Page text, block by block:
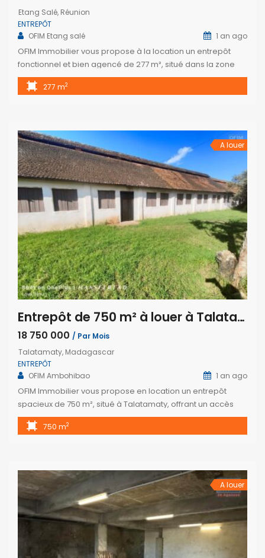
Etang Salé, Réunion
ENTREPÔT
OFIM Etang salé
1 an ago
OFIM Immobilier vous propose à la location un entrepôt
fonctionnel et bien agencé de 277 m², situé dans la zone
artisanale “Les Sables d’Or”, Etang Salé. Ce bien comprend
un vaste atelier de plus de 130 m², équipé de trois rideaux
277 m2
A louer
Entrepôt de 750 m² à louer à Talatamaty, à proximité des zones d’activité et commerces.
18 750 000 / Par Mois
Talatamaty, Madagascar
ENTREPÔT
OFIM Ambohibao
1 an ago
OFIM Immobilier vous propose en location un entrepôt
spacieux de 750 m², situé à Talatamaty, offrant un accès
facile pour les poids lourds. Ce bien est idéal pour des
activités de stockage ou pour aménager des bureaux,
SUPER U et JUMBO, […]
750 m2
A louer